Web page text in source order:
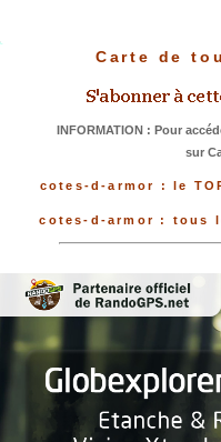
Carte de
INFORMATION : Pour
sur
cotes-d-armor : le
cotes-d-armor : tous